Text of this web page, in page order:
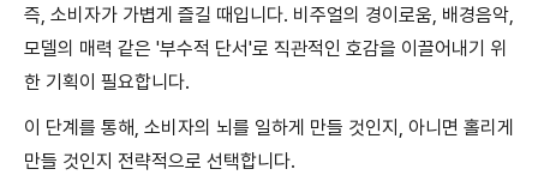
즉, 소비자가 가볍게 즐길 때입니다. 비주얼의 경이로움, 배경음악,
모델의 매력 같은 '부수적 단서'로 직관적인 호감을 이끌어내기 위
한 기획이 필요합니다.
이 단계를 통해, 소비자의 뇌를 일하게 만들 것인지, 아니면 홀리게
만들 것인지 전략적으로 선택합니다.